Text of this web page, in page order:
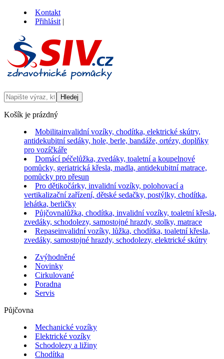
Kontakt
Přihlásit |
Košík je prázdný
Mobilitainvalidní vozíky, chodítka, elektrické skútry,
antidekubitní sedáky, hole, berle, bandáže, ortézy, doplňky
pro vozíčkáře
Domácí péčelůžka, zvedáky, toaletní a koupelnové
pomůcky, geriatrická křesla, madla, antidekubitní matrace,
pomůcky pro přesun
Pro dětikočárky, invalidní vozíky, polohovací a
vertikalizační zařízení, dětské sedačky, postýlky, chodítka,
lehátka, berličky
Půjčovnalůžka, chodítka, invalidní vozíky, toaletní křesla,
zvedáky, schodolezy, samostojné hrazdy, stolky, matrace
Repaseinvalidní vozíky, lůžka, chodítka, toaletní křesla,
zvedáky, samostojné hrazdy, schodolezy, elektrické skútry
Zvýhodněné
Novinky
Cirkulované
Poradna
Servis
Půjčovna
Mechanické vozíky
Elektrické vozíky
Schodolezy a ližiny
Chodítka